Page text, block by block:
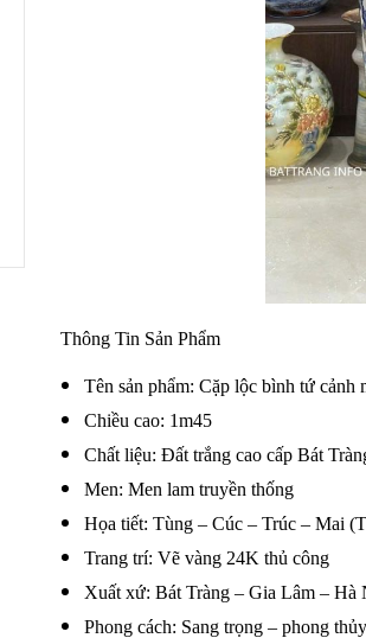
Thông Tin Sản Phẩm
Tên sản phẩm: Cặp lộc bình tứ cảnh
Chiều cao: 1m45
Chất liệu: Đất trắng cao cấp Bát
Men: Men lam truyền thống
Họa tiết: Tùng – Cúc – Trúc – Mai
Trang trí: Vẽ vàng 24K thủ công
Xuất xứ: Bát Tràng – Gia Lâm – Hà
Phong cách: Sang trọng – phong